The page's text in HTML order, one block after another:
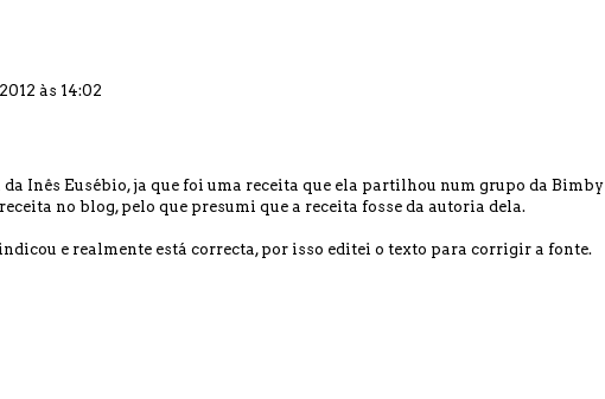
às 14:02
Inês Eusébio, ja que foi uma receita que ela partilhou num grupo da Bimby
no blog, pelo que presumi que a receita fosse da autoria dela.
e realmente está correcta, por isso editei o texto para corrigir a fonte.